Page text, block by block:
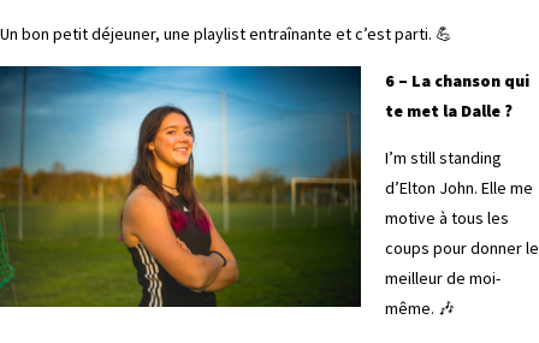
Un bon petit déjeuner, une playlist entraînante et c’est parti. 💪
6 – La chanson qui
te met la Dalle ?
I’m still standing
d’Elton John. Elle me
motive à tous les
coups pour donner le
meilleur de moi-
même. 🎶